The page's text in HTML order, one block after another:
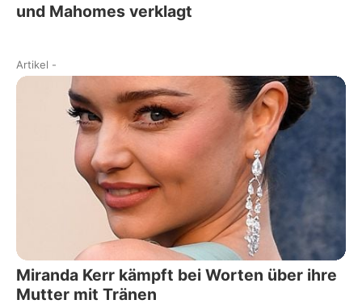
und Mahomes verklagt
Artikel -
Miranda Kerr kämpft bei Worten über ihre
Mutter mit Tränen